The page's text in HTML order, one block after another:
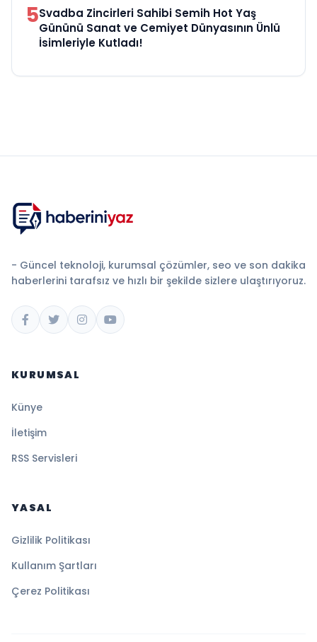
5Svadba Zincirleri Sahibi Semih Hot Yaş
Gününü Sanat ve Cemiyet Dünyasının Ünlü
İsimleriyle Kutladı!
- Güncel teknoloji, kurumsal çözümler, seo ve son dakika
haberlerini tarafsız ve hızlı bir şekilde sizlere ulaştırıyoruz.
KURUMSAL
Künye
İletişim
RSS Servisleri
YASAL
Gizlilik Politikası
Kullanım Şartları
Çerez Politikası